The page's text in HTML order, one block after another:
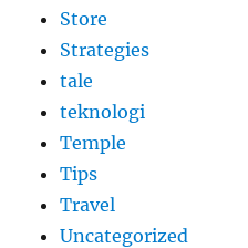
Store
Strategies
tale
teknologi
Temple
Tips
Travel
Uncategorized